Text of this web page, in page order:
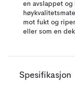
en avslappet og
mot fukt og
eller som en
Spesifikasjon